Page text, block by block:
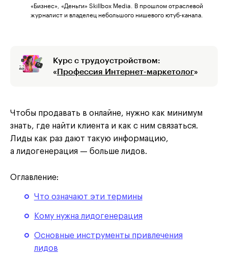
«Бизнес», «Деньги» Skillbox Media. В прошлом отраслевой
журналист и владелец небольшого нишевого ютуб-канала.
Курс с трудоустройством:
« Профессия Интернет-маркетолог»
Чтобы продавать в онлайне, нужно как минимум
знать, где найти клиента и как с ним связаться.
Лиды как раз дают такую информацию,
а лидогенерация — больше лидов.
Оглавление:
Что означают эти термины
Кому нужна лидогенерация
Основные инструменты привлечения
лидов